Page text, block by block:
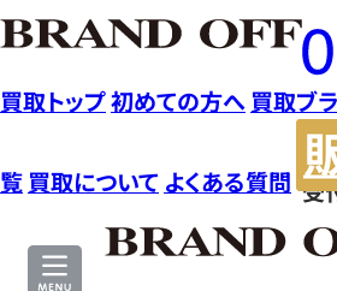
リ
ー
ダ
イ
ヤ
ル
受
買取トップ初めての方へ 買取ブ
覧 買取について よくある質問